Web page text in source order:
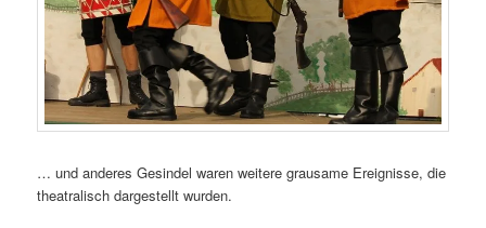
… und anderes Gesindel waren weitere grausame Ereignisse, die
theatralisch dargestellt wurden.